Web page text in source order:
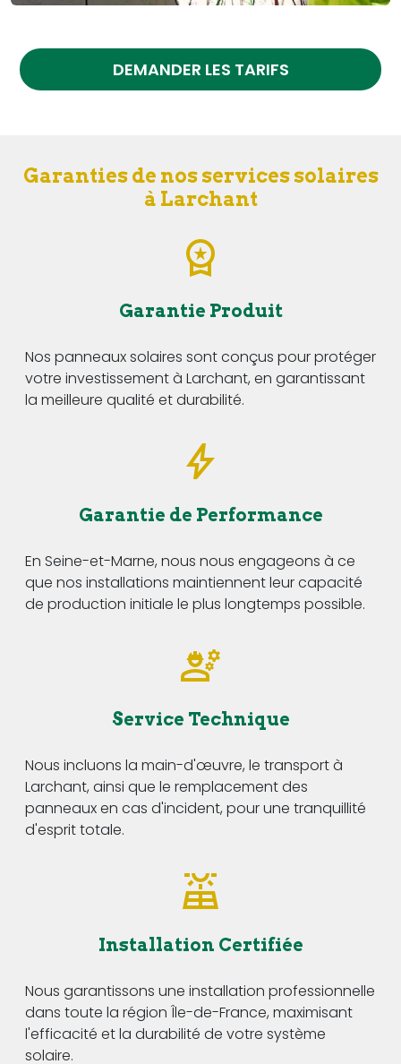
DEMANDER LES TARIFS
Garanties de nos services solaires
à Larchant
Garantie Produit
Nos panneaux solaires sont conçus pour protéger
votre investissement à Larchant, en garantissant
la meilleure qualité et durabilité.
Garantie de Performance
En Seine-et-Marne, nous nous engageons à ce
que nos installations maintiennent leur capacité
de production initiale le plus longtemps possible.
Service Technique
Nous incluons la main-d'œuvre, le transport à
Larchant, ainsi que le remplacement des
panneaux en cas d'incident, pour une tranquillité
d'esprit totale.
Installation Certifiée
Nous garantissons une installation professionnelle
dans toute la région Île-de-France, maximisant
l'efficacité et la durabilité de votre système
solaire.